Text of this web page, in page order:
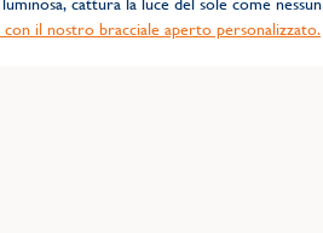
con il nostro bracciale aperto personalizzato.